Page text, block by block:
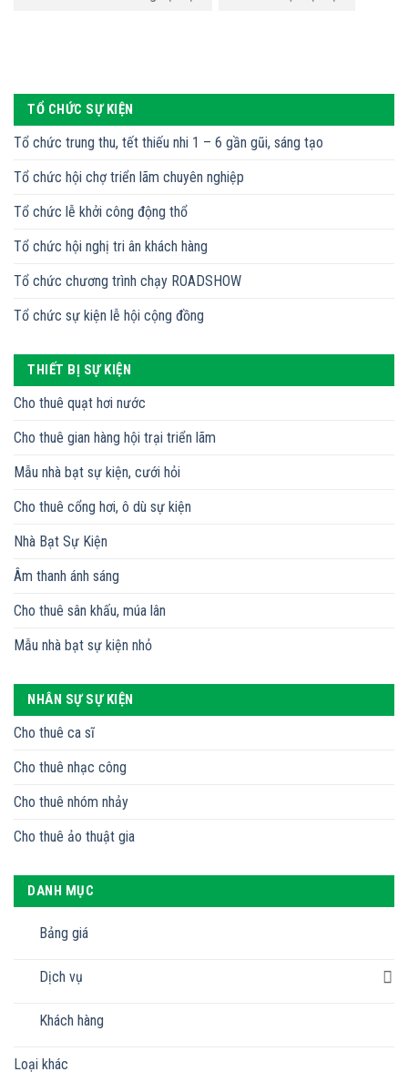
TỔ CHỨC SỰ KIỆN
Tổ chức trung thu, tết thiếu nhi 1 – 6 gần gũi, sáng tạo
Tổ chức hội chợ triển lãm chuyên nghiệp
Tổ chức lễ khởi công động thổ
Tổ chức hội nghị tri ân khách hàng
Tổ chức chương trình chạy ROADSHOW
Tổ chức sự kiện lễ hội cộng đồng
THIẾT BỊ SỰ KIỆN
Cho thuê quạt hơi nước
Cho thuê gian hàng hội trại triển lãm
Mẫu nhà bạt sự kiện, cưới hỏi
Cho thuê cổng hơi, ô dù sự kiện
Nhà Bạt Sự Kiện
Âm thanh ánh sáng
Cho thuê sân khấu, múa lân
Mẫu nhà bạt sự kiện nhỏ
NHÂN SỰ SỰ KIỆN
Cho thuê ca sĩ
Cho thuê nhạc công
Cho thuê nhóm nhảy
Cho thuê ảo thuật gia
DANH MỤC
Bảng giá
Dịch vụ
Khách hàng
Loại khác